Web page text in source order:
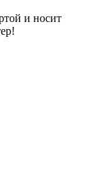
и носит